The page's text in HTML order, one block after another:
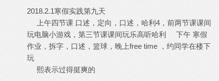
2018.2.1寒假实践第九天
上午四节课 口述，定向，口述，哈利4，前两节课课间
玩电脑小游戏，第三节课课间玩乐高听哈利 下午 寒假
作业，拆字，口述，篮球，晚上free time ，约同学在楼下
玩
熙表示过得挺爽的